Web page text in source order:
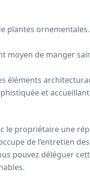
plantes
moyen de manger
éléments
et
le propriétaire une
de l’entretien
pouvez déléguer